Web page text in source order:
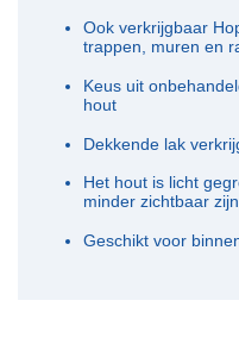
Ook verkrijgbaar
trappen, muren en
Keus uit
hout
Dekkende lak
Het hout is licht
minder zichtbaar zijn
Geschikt voor